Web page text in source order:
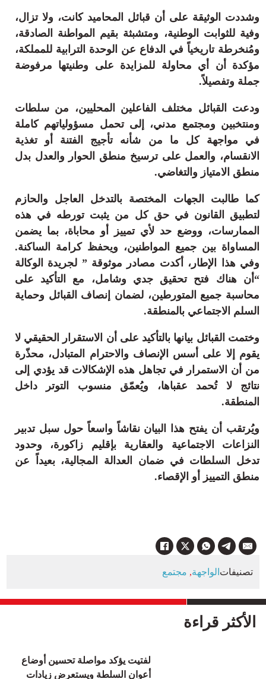
الأكثر قراءة
لفتيت يؤكد مواصلة تحسين أوضاع
أعوان السلطة ويستعرض زيادات
وشددت الوثيقة على أن قبائل المحاميد كانت، ولا تزال،
وفية للثوابت الوطنية، ومتشبثة بقيم المواطنة الصادقة،
ومُنخرطة تاريخياً في الدفاع عن الوحدة الترابية للمملكة،
مؤكدة أن أي محاولة للمزايدة على وطنيتها مرفوضة
جملة وتفصيلاً.
ودعت القبائل مختلف الفاعلين المحليين، من سلطات
ومنتخبين ومجتمع مدني، إلى تحمل مسؤولياتهم كاملة
في مواجهة كل ما من شأنه تأجيج الفتنة أو تغذية
الانقسام، والعمل على ترسيخ منطق الحوار والعدل بدل
منطق الامتياز والتغاضي.
كما طالبت الجهات المختصة بالتدخل العاجل والحازم
لتطبيق القانون في حق كل من يثبت تورطه في هذه
الممارسات، ووضع حد لأي تمييز أو محاباة، بما يضمن
المساواة بين جميع المواطنين، ويحفظ كرامة الساكنة.
وفي هذا الإطار، أكدت مصادر موثوقة ” لجريدة الوكالة
“أن هناك فتح تحقيق جدي وشامل، مع التأكيد على
محاسبة جميع المتورطين، لضمان إنصاف القبائل وحماية
السلم الاجتماعي بالمنطقة.
وختمت القبائل بيانها بالتأكيد على أن الاستقرار الحقيقي لا
يقوم إلا على أسس الإنصاف والاحترام المتبادل، محذّرة
من أن الاستمرار في تجاهل هذه الإشكالات قد يؤدي إلى
نتائج لا تُحمد عقباها، ويُعمّق منسوب التوتر داخل
المنطقة.
ويُرتقب أن يفتح هذا البيان نقاشاً واسعاً حول سبل تدبير
النزاعات الاجتماعية والعقارية بإقليم زاكورة، وحدود
تدخل السلطات في ضمان العدالة المجالية، بعيداً عن
منطق التمييز أو الإقصاء.
الواجهة, مجتمع تصنيفات